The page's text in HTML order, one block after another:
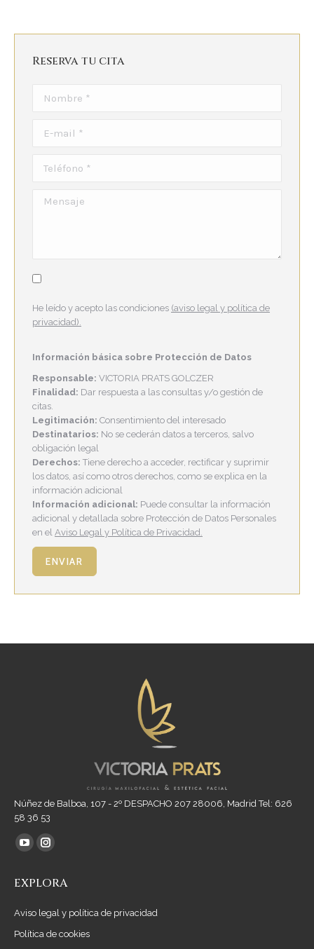
Reserva tu cita
He leído y acepto las condiciones (aviso legal y política de
privacidad).
Información básica sobre Protección de Datos
Responsable: VICTORIA PRATS GOLCZER
Finalidad: Dar respuesta a las consultas y/o gestión de
citas.
Legitimación: Consentimiento del interesado
Destinatarios: No se cederán datos a terceros, salvo
obligación legal
Derechos: Tiene derecho a acceder, rectificar y suprimir
los datos, así como otros derechos, como se explica en la
información adicional
Información adicional: Puede consultar la información
adicional y detallada sobre Protección de Datos Personales
en el Aviso Legal y Política de Privacidad.
ENVIAR
Núñez de Balboa, 107 - 2º DESPACHO 207 28006, Madrid Tel: 626
58 36 53
Encuéntranos en:
YouTube
opens
Instagram
opens
EXPLORA
Aviso legal y política de privacidad
Política de cookies